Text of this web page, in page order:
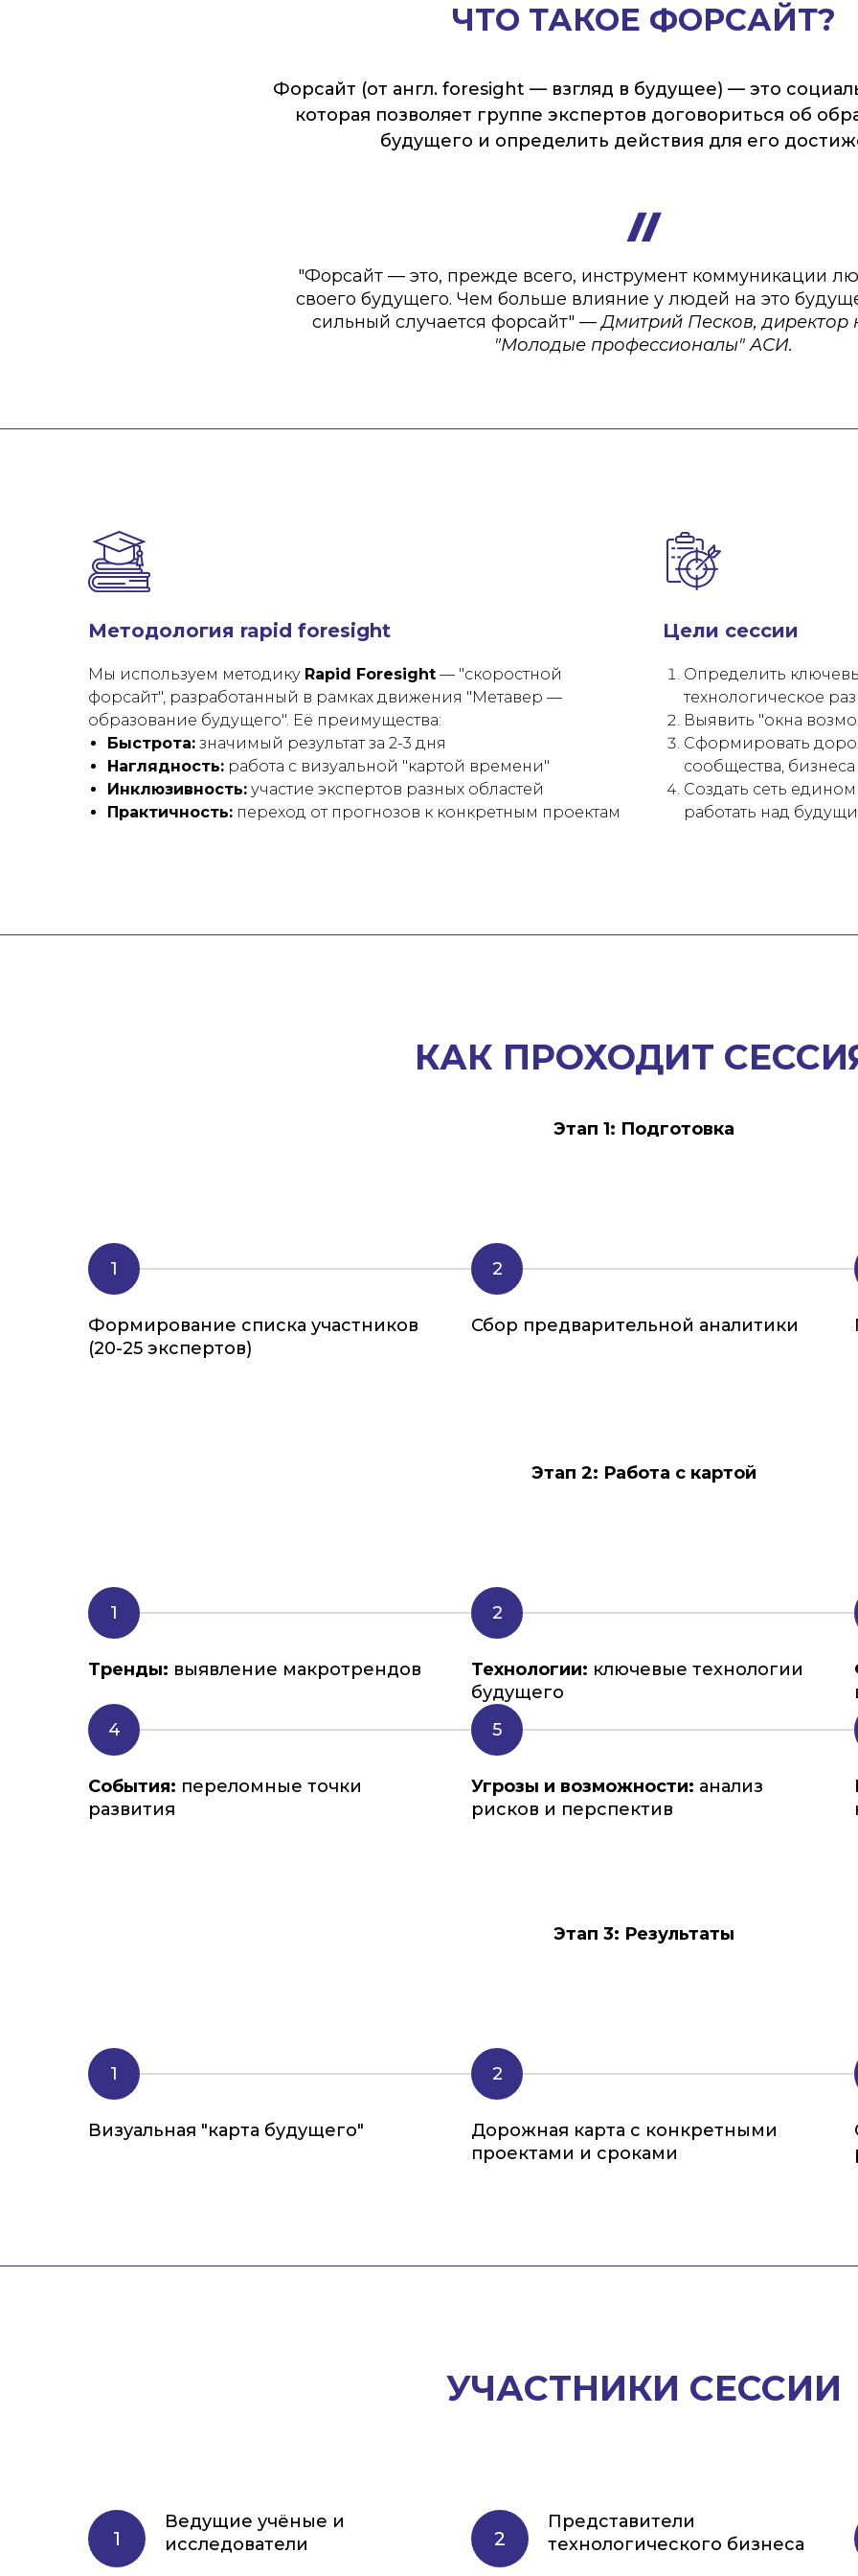
ЧТО ТАКОЕ ФОРСАЙТ?
Форсайт (от англ. foresight — взгляд в будущее) — это
которая позволяет группе экспертов договориться об
будущего и определить действия для его
"Форсайт — это, прежде всего, инструмент коммуникации
своего будущего. Чем больше влияние у людей на это
сильный случается форсайт" — Дмитрий Песков, директор
"Молодые профессионалы" АСИ.
Методология rapid foresight
Мы используем методику Rapid Foresight — "скоростной
форсайт", разработанный в рамках движения "Метавер —
образование будущего". Её преимущества:
Быстрота: значимый результат за 2-3 дня
Наглядность: работа с визуальной "картой времени"
Инклюзивность: участие экспертов разных областей
Практичность: переход от прогнозов к конкретным проектам
Цели сессии
Определить
технологическое
Выявить "окна
Сформировать
сообщества,
Создать сеть
работать над
КАК ПРОХОДИТ
Этап 1: Подготовка
Формирование списка участников
(20-25 экспертов)
Сбор предварительной аналитики
Этап 2: Работа с картой
Тренды: выявление макротрендов Технологии: ключевые технологии
будущего
События: переломные точки
развития
Угрозы и возможности: анализ
рисков и перспектив
Этап 3: Результаты
Визуальная "карта будущего"
Дорожная карта с конкретными
проектами и сроками
УЧАСТНИКИ СЕССИИ
Ведущие учёные и
исследователи
Представители
технологического бизнеса